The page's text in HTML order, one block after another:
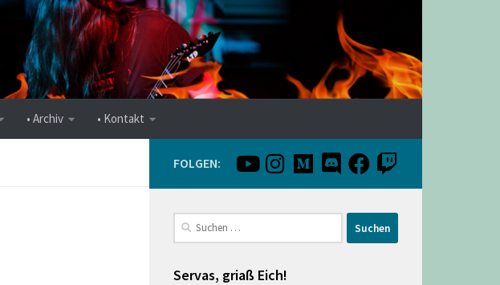
• Archiv • Kontakt
FOLGEN:
Suchen
nach:
Servas, griaß Eich!